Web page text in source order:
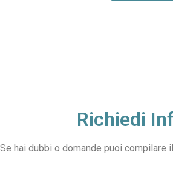
Richiedi
Se hai dubbi o domande puoi